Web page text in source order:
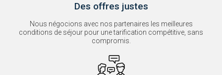
Des offres justes
Nous négocions avec nos partenaires les meilleures
conditions de séjour pour une tarification compétitive, sans
compromis.